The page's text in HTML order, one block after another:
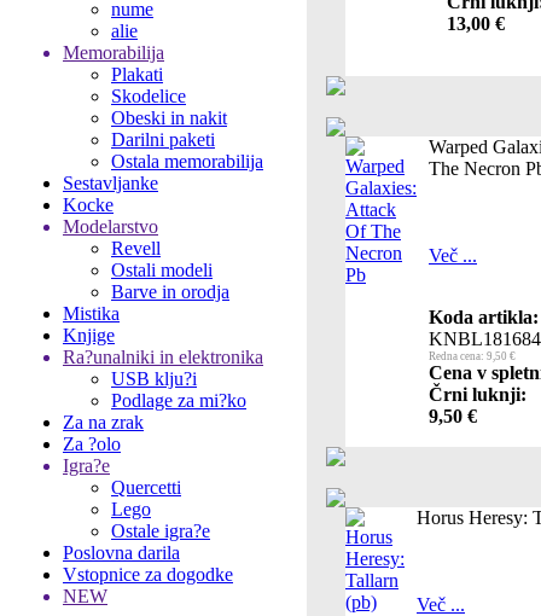
nume
alie
Memorabilija
Plakati
Skodelice
Obeski in nakit
Darilni paketi
Ostala memorabilija
Sestavljanke
Kocke
Modelarstvo
Revell
Ostali modeli
Barve in orodja
Mistika
Knjige
Ra?unalniki in elektronika
USB klju?i
Podlage za mi?ko
Za na zrak
Za ?olo
Igra?e
Quercetti
Lego
Ostale igra?e
Poslovna darila
Vstopnice za dogodke
NEW
13,00 €
Warped
The Necron
Več ...
Koda artikla:
KNBL181684
Redna cena: 9,50 €
Cena v
Črni luknji:
9,50 €
Horus Heresy:
Več ...